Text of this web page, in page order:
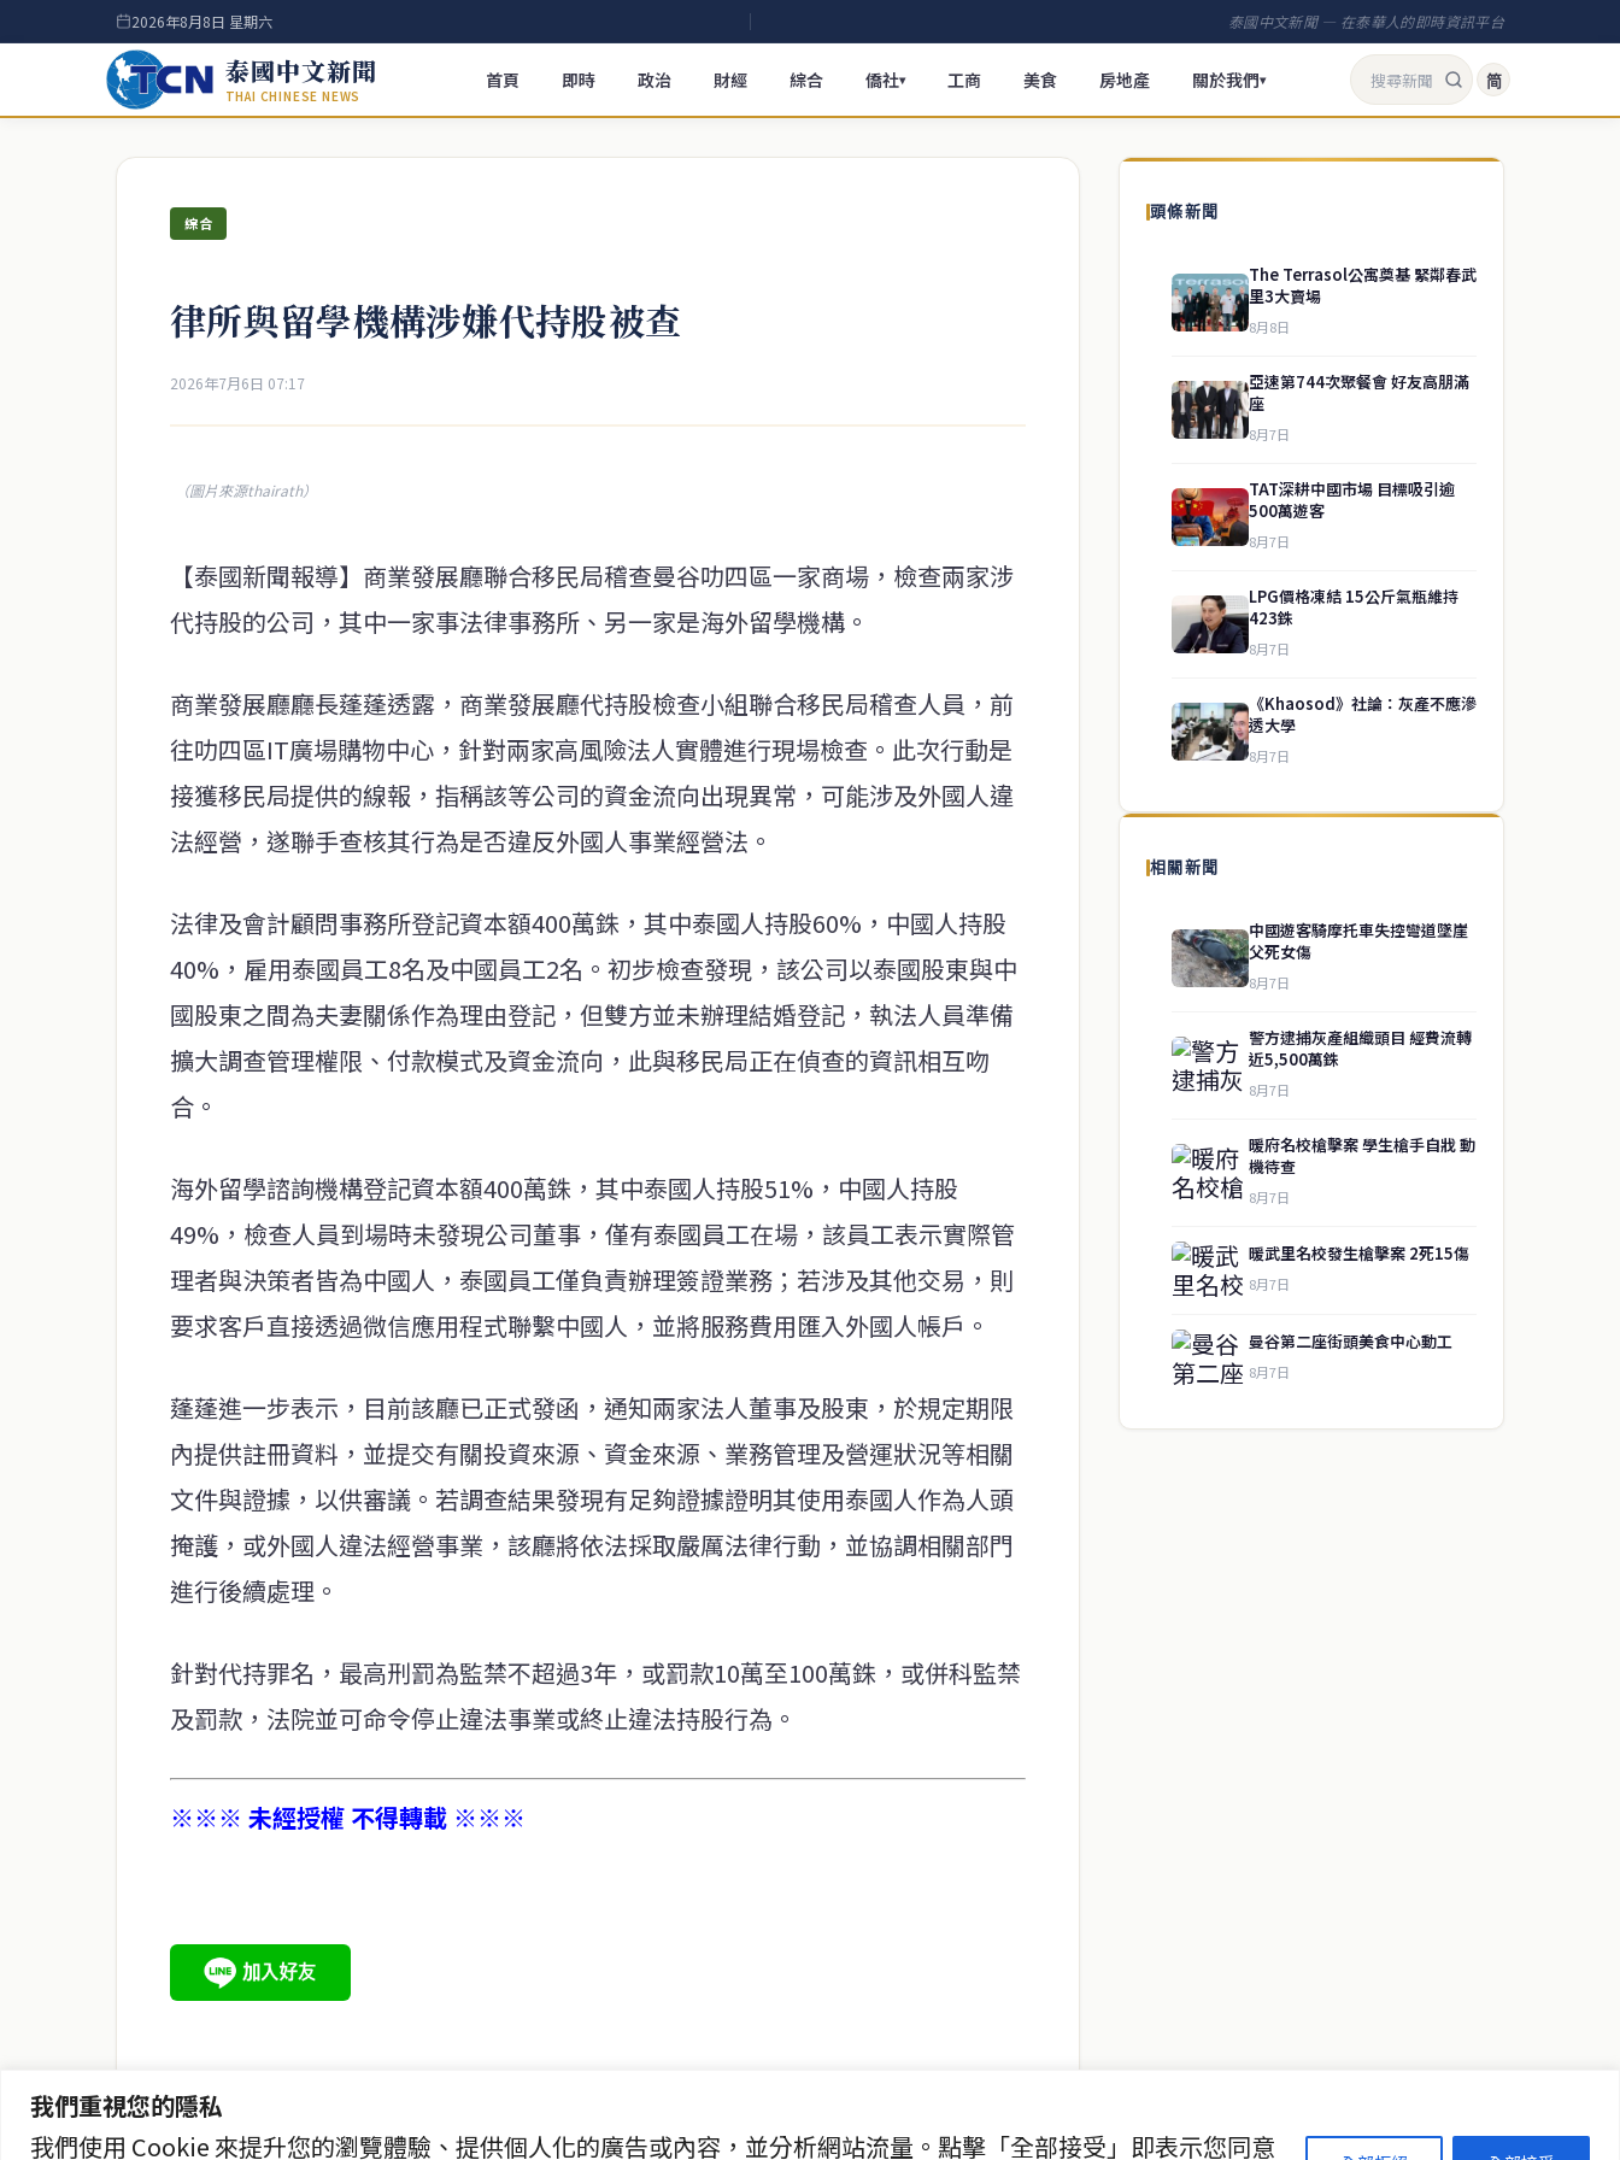
我們重視您的隱私
我們使用 Cookie 來提升您的瀏覽體驗、提供個人化的廣告或內容，並分析網站流量。點擊「全部接受」即表示您同意
2026年8月8日 星期六 泰國中文新聞 — 在泰華人的即時資訊平台
泰國中文新聞
THAI CHINESE NEWS
首頁 即時 政治 財經 綜合 僑社▾ 工商 美食 房地產 關於我們▾ 简
綜合
律所與留學機構涉嫌代持股被查
2026年7月6日 07:17
（圖片來源thairath）
【泰國新聞報導】商業發展廳聯合移民局稽查曼谷叻四區一家商場，檢查兩家涉
代持股的公司，其中一家事法律事務所、另一家是海外留學機構。
商業發展廳廳長蓬蓬透露，商業發展廳代持股檢查小組聯合移民局稽查人員，前
往叻四區IT廣場購物中心，針對兩家高風險法人實體進行現場檢查。此次行動是
接獲移民局提供的線報，指稱該等公司的資金流向出現異常，可能涉及外國人違
法經營，遂聯手查核其行為是否違反外國人事業經營法。
法律及會計顧問事務所登記資本額400萬銖，其中泰國人持股60%，中國人持股
40%，雇用泰國員工8名及中國員工2名。初步檢查發現，該公司以泰國股東與中
國股東之間為夫妻關係作為理由登記，但雙方並未辦理結婚登記，執法人員準備
擴大調查管理權限、付款模式及資金流向，此與移民局正在偵查的資訊相互吻
合。
海外留學諮詢機構登記資本額400萬銖，其中泰國人持股51%，中國人持股
49%，檢查人員到場時未發現公司董事，僅有泰國員工在場，該員工表示實際管
理者與決策者皆為中國人，泰國員工僅負責辦理簽證業務；若涉及其他交易，則
要求客戶直接透過微信應用程式聯繫中國人，並將服務費用匯入外國人帳戶。
蓬蓬進一步表示，目前該廳已正式發函，通知兩家法人董事及股東，於規定期限
內提供註冊資料，並提交有關投資來源、資金來源、業務管理及營運狀況等相關
文件與證據，以供審議。若調查結果發現有足夠證據證明其使用泰國人作為人頭
掩護，或外國人違法經營事業，該廳將依法採取嚴厲法律行動，並協調相關部門
進行後續處理。
針對代持罪名，最高刑罰為監禁不超過3年，或罰款10萬至100萬銖，或併科監禁
及罰款，法院並可命令停止違法事業或終止違法持股行為。
※※※ 未經授權 不得轉載 ※※※
頭條新聞
The Terrasol公寓奠基 緊鄰春武
里3大賣場
8月8日
亞速第744次聚餐會 好友高朋滿
座
8月7日
TAT深耕中國市場 目標吸引逾
500萬遊客
8月7日
LPG價格凍結 15公斤氣瓶維持
423銖
8月7日
《Khaosod》社論：灰產不應滲
透大學
8月7日
相關新聞
中國遊客騎摩托車失控彎道墜崖
父死女傷
8月7日
警方逮捕灰產組織頭目 經費流轉
近5,500萬銖
8月7日
暖府名校槍擊案 學生槍手自戕 動
機待查
8月7日
暖武里名校發生槍擊案 2死15傷
8月7日
曼谷第二座街頭美食中心動工
8月7日
泰國當地政治、經濟、華人社群與社會時事，為在泰華人讀者提供即
時、客觀、多元的中文新聞內容。